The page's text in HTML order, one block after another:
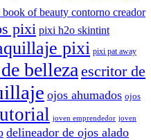
of beauty contorno creador
pixi pixi h2o skintint
pixi pixi pat away
bellezaescritor de
ojos ahumados ojos
joven emprendedor joven
delineador de ojos alado